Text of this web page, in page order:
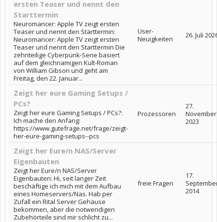
ersten Teaser und nennt den
Starttermin
Neuromancer: Apple TV zeigt ersten
Teaser und nennt den Starttermin:
Neuromancer: Apple TV zeigt ersten
Teaser und nennt den Starttermin Die
zehnteilige Cyberpunk-Serie basiert
auf dem gleichnamigen Kult-Roman
von William Gibson und geht am
Freitag, den 22. Januar...
User-
Neuigkeiten
26. Juli
Zeigt her eure Gaming Setups /
PCs?
Zeigt her eure Gaming Setups / PCs?:
Ich mache den Anfang:
https://www.gutefrage.net/frage/zeigt-
her-eure-gaming-setups--pcs
Prozessoren
27.
November
2023
Zeigt her Eure/n NAS/Server
Eigenbauten
Zeigt her Eure/n NAS/Server
Eigenbauten: Hi, seit langer Zeit
beschäftige ich mich mit dem Aufbau
eines Homeservers/Nas. Hab per
Zufall ein Rital Server Gehäuse
bekommen, aber die notwendigen
Zubehörteile sind mir schlicht zu...
freie Fragen
17.
2014